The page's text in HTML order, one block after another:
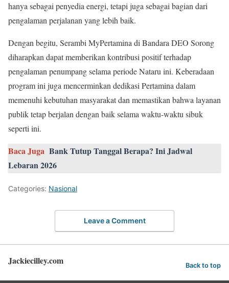
hanya sebagai penyedia energi, tetapi juga sebagai bagian dari
pengalaman perjalanan yang lebih baik.
Dengan begitu, Serambi MyPertamina di Bandara DEO Sorong
diharapkan dapat memberikan kontribusi positif terhadap
pengalaman penumpang selama periode Nataru ini. Keberadaan
program ini juga mencerminkan dedikasi Pertamina dalam
memenuhi kebutuhan masyarakat dan memastikan bahwa layanan
publik tetap berjalan dengan baik selama waktu-waktu sibuk
seperti ini.
Baca Juga Bank Tutup Tanggal Berapa? Ini Jadwal
Lebaran 2026
Categories: Nasional
Leave a Comment
Jackiecilley.com Back to top